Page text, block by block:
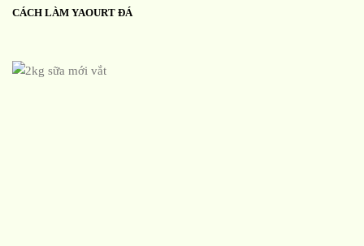
CÁCH LÀM YAOURT ĐÁ